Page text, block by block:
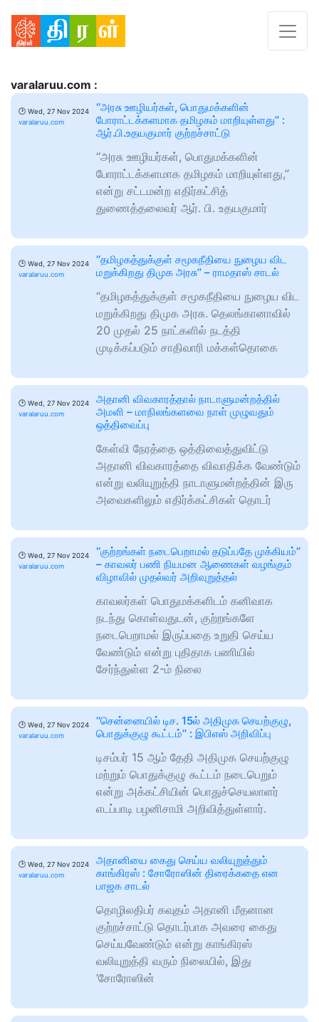
varalaruu.com :
🕑 Wed, 27 Nov 2024
varalaruu.com
‘‘அரசு ஊழியர்கள், பொதுமக்களின்
போராட்டக்களமாக தமிழகம் மாறியுள்ளது’’ :
ஆர்.பி.உதயகுமார் குற்றச்சாட்டு
‘‘அரசு ஊழியர்கள், பொதுமக்களின்
போராட்டக்களமாக தமிழகம் மாறியுள்ளது,’’
என்று சட்டமன்ற எதிர்கட்சித்
துணைத்தலைவர் ஆர். பி. உதயகுமார்
🕑 Wed, 27 Nov 2024
varalaruu.com
‘‘தமிழகத்துக்குள் சமூகநீதியை நுழைய விட
மறுக்கிறது திமுக அரசு’’ – ராமதாஸ் சாடல்
“தமிழகத்துக்குள் சமூகநீதியை நுழைய விட
மறுக்கிறது திமுக அரசு. தெலங்கானாவில்
20 முதல் 25 நாட்களில் நடத்தி
முடிக்கப்படும் சாதிவாரி மக்கள்தொகை
🕑 Wed, 27 Nov 2024
varalaruu.com
அதானி விவகாரத்தால் நாடாளுமன்றத்தில்
அமளி – மாநிலங்களவை நாள் முழுவதும்
ஒத்திவைப்பு
கேள்வி நேரத்தை ஒத்திவைத்துவிட்டு
அதானி விவகாரத்தை விவாதிக்க வேண்டும்
என்று வலியுறுத்தி நாடாளுமன்றத்தின் இரு
அவைகளிலும் எதிர்க்கட்சிகள் தொடர்
🕑 Wed, 27 Nov 2024
varalaruu.com
‘‘குற்றங்கள் நடைபெறாமல் தடுப்பதே முக்கியம்’’
– காவலர் பணி நியமன ஆணைகள் வழங்கும்
விழாவில் முதல்வர் அறிவுறுத்தல்
காவலர்கள் பொதுமக்களிடம் கனிவாக
நடந்து கொள்வதுடன், குற்றங்களே
நடைபெறாமல் இருப்பதை உறுதி செய்ய
வேண்டும் என்று புதிதாக பணியில்
சேர்ந்துள்ள 2-ம் நிலை
🕑 Wed, 27 Nov 2024
varalaruu.com
‘‘சென்னையில் டிச. 15ல் அதிமுக செயற்குழு,
பொதுக்குழு கூட்டம்’’ : இபிஎஸ் அறிவிப்பு
டிசம்பர் 15 ஆம் தேதி அதிமுக செயற்குழு
மற்றும் பொதுக்குழு கூட்டம் நடைபெறும்
என்று அக்கட்சியின் பொதுச்செயலாளர்
எடப்பாடி பழனிசாமி அறிவித்துள்ளார்.
🕑 Wed, 27 Nov 2024
varalaruu.com
அதானியை கைது செய்ய வலியுறுத்தும்
காங்கிரஸ் : சோரோஸின் திரைக்கதை என
பாஜக சாடல்
தொழிலதிபர் கவுதம் அதானி மீதனான
குற்றச்சாட்டு தொடர்பாக அவரை கைது
செய்யவேண்டும் என்று காங்கிரஸ்
வலியுறுத்தி வரும் நிலையில், இது
‘சோரோஸின்